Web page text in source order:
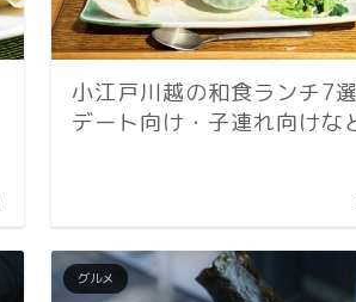
小江戸川越の和食ランチ7
デート向け・子連れ向けな
グルメ